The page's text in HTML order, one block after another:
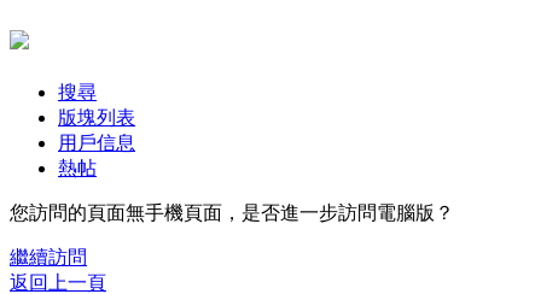
搜尋
版塊列表
用戶信息
熱帖
您訪問的頁面無手機頁面，是否進一步訪問電腦版？
繼續訪問
返回上一頁